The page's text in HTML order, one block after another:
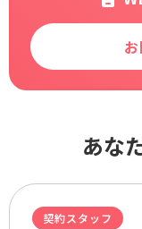
あな
契約スタッフ